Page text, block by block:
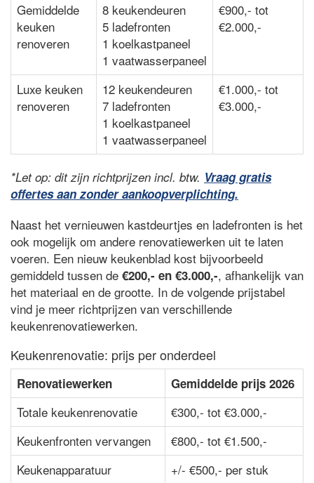
Gemiddelde
keuken
renoveren
8 keukendeuren
5 ladefronten
1 koelkastpaneel
1 vaatwasserpaneel
€900,- tot
€2.000,-
Luxe keuken
renoveren
12 keukendeuren
7 ladefronten
1 koelkastpaneel
1 vaatwasserpaneel
€1.000,- tot
€3.000,-
*Let op: dit zijn richtprijzen incl. btw. Vraag gratis
offertes aan zonder aankoopverplichting.
Naast het vernieuwen kastdeurtjes en ladefronten is het
ook mogelijk om andere renovatiewerken uit te laten
voeren. Een nieuw keukenblad kost bijvoorbeeld
gemiddeld tussen de €200,- en €3.000,-, afhankelijk van
het materiaal en de grootte. In de volgende prijstabel
vind je meer richtprijzen van verschillende
keukenrenovatiewerken.
Keukenrenovatie: prijs per onderdeel
Renovatiewerken Gemiddelde prijs 2026
Totale keukenrenovatie
€300,- tot €3.000,-
Keukenfronten vervangen
€800,- tot €1.500,-
Keukenapparatuur
+/- €500,- per stuk